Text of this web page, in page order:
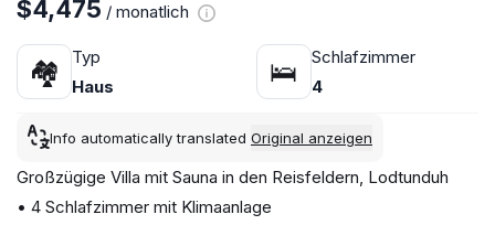
$4,475 / monatlich
🏘
Typ
Haus
🛌
Schlafzimmer
4
Info automatically translated Original anzeigen
Großzügige Villa mit Sauna in den Reisfeldern, Lodtunduh
• 4 Schlafzimmer mit Klimaanlage